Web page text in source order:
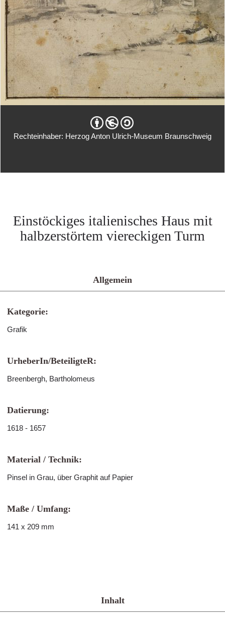
Rechteinhaber: Herzog Anton Ulrich-Museum Braunschweig
Einstöckiges italienisches Haus mit
halbzerstörtem viereckigen Turm
Allgemein
Kategorie:
Grafik
UrheberIn/BeteiligteR:
Breenbergh, Bartholomeus
Datierung:
1618 - 1657
Material / Technik:
Pinsel in Grau, über Graphit auf Papier
Maße / Umfang:
141 x 209 mm
Inhalt